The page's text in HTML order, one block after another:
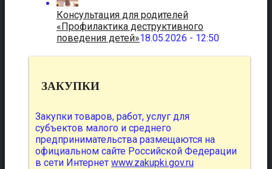
Консультация для родителей
«Профилактика деструктивного
поведения детей»18.05.2026 - 12:50
ЗАКУПКИ
Закупки товаров, работ, услуг для
субъектов малого и среднего
предпринимательства размещаются на
официальном сайте Российской Федерации
в сети Интернет www.zakupki.gov.ru